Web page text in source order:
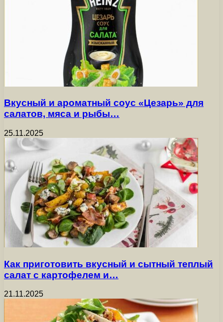
Вкусный и ароматный соус «Цезарь» для
салатов, мяса и рыбы…
25.11.2025
Как приготовить вкусный и сытный теплый
салат с картофелем и…
21.11.2025